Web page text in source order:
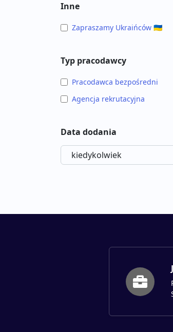
Inne
Zapraszamy Ukraińców 🇺🇦
Typ pracodawcy
Pracodawca bezpośredni
Agencja rekrutacyjna
Data dodania